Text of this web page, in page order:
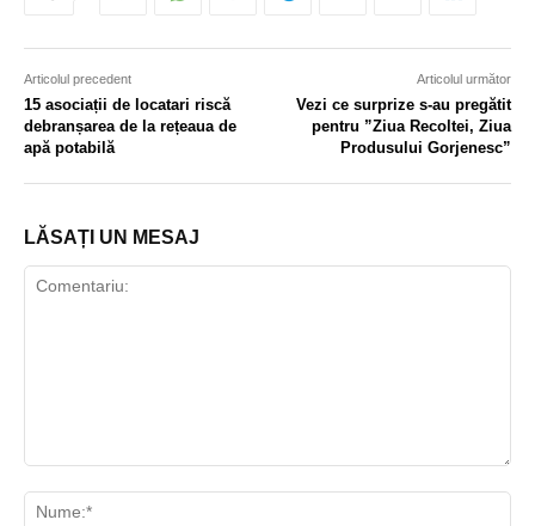
Articolul precedent
15 asociații de locatari riscă
debranșarea de la rețeaua de
apă potabilă
Articolul următor
Vezi ce surprize s-au pregătit
pentru ”Ziua Recoltei, Ziua
Produsului Gorjenesc”
LĂSAȚI UN MESAJ